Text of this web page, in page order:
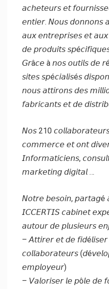
𝘢𝘤𝘩𝘦𝘵𝘦𝘶𝘳𝘴 𝘦𝘵
𝘦𝘯𝘵𝘪𝘦𝘳. 𝘕𝘰𝘶𝘴 𝘥𝘰𝘯𝘯𝘰𝘯𝘴
𝘢𝘶𝘹 𝘦𝘯𝘵𝘳𝘦𝘱𝘳𝘪𝘴𝘦𝘴 𝘦𝘵
𝘥𝘦 𝘱𝘳𝘰𝘥𝘶𝘪𝘵𝘴
𝘎𝘳â𝘤𝘦 à 𝘯𝘰𝘴 𝘰𝘶𝘵𝘪𝘭𝘴 𝘥𝘦
𝘴𝘪𝘵𝘦𝘴 𝘴𝘱é𝘤𝘪𝘢𝘭𝘪𝘴é𝘴
𝘯𝘰𝘶𝘴 𝘢𝘵𝘵𝘪𝘳𝘰𝘯𝘴 𝘥𝘦𝘴
𝘧𝘢𝘣𝘳𝘪𝘤𝘢𝘯𝘵𝘴 𝘦𝘵 𝘥𝘦
𝘕𝘰𝘴 210
𝘤𝘰𝘮𝘮𝘦𝘳𝘤𝘦 𝘦𝘵 𝘰𝘯𝘵
𝘐𝘯𝘧𝘰𝘳𝘮𝘢𝘵𝘪𝘤𝘪𝘦𝘯𝘴,
𝘮𝘢𝘳𝘬𝘦𝘵𝘪𝘯𝘨 𝘥𝘪𝘨𝘪𝘵𝘢𝘭 …
𝘕𝘰𝘵𝘳𝘦 𝘣𝘦𝘴𝘰𝘪𝘯,
𝘐𝘊𝘊𝘌𝘙𝘛𝘐𝘚 𝘤𝘢𝘣𝘪𝘯𝘦𝘵
𝘢𝘶𝘵𝘰𝘶𝘳 𝘥𝘦 𝘱𝘭𝘶𝘴𝘪𝘦𝘶𝘳𝘴
– 𝘈𝘵𝘵𝘪𝘳𝘦𝘳 𝘦𝘵 𝘥𝘦
𝘤𝘰𝘭𝘭𝘢𝘣𝘰𝘳𝘢𝘵𝘦𝘶𝘳𝘴
𝘦𝘮𝘱𝘭𝘰𝘺𝘦𝘶𝘳)
– 𝘝𝘢𝘭𝘰𝘳𝘪𝘴𝘦𝘳 𝘭𝘦 𝘱ô𝘭𝘦 𝘥𝘦